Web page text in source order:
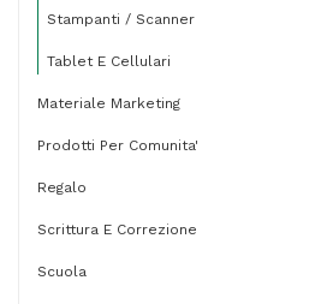
Stampanti / Scanner
Tablet E Cellulari
Materiale Marketing
Prodotti Per Comunita'
Regalo
Scrittura E Correzione
Scuola